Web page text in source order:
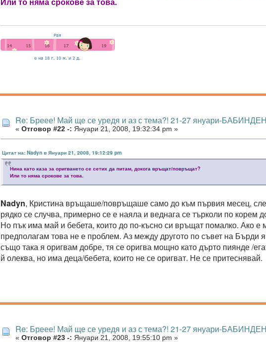
Re: Бреее! Май ще се уредя и аз с тема?! 21-27 януари-
« Отговор #22 -: Януари 21, 2008, 19:32:34 pm »
Цитат на: Nadyn в Януари 21, 2008, 19:12:29 pm
Нина като каза за оригването се сетих да питам, докога връщат/повръщат?
Или то няма срокове за това.
Nadyn, Кристина връщаше/повръщаше само до към първия месец,
рядко се случва, примерно се е наяла и веднага се търколи по корем
Но пък има май и бебета, които до по-късно си връщат помалко. Ако е
предполагам това не е проблем. Аз между другото по съвет на Бърди
също така я оригвам добре, тя се оригва мощно като дърто пиянде /
й олеква, но има деца/бебета, които не се оригват. Не се притеснявай.
Re: Бреее! Май ще се уредя и аз с тема?! 21-27 януари-
« Отговор #23 -: Януари 21, 2008, 19:55:10 pm »